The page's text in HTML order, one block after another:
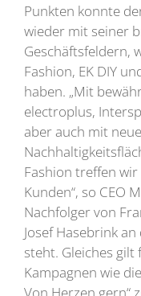
Punkten konnte
wieder mit seiner
Geschäftsfeldern,
Fashion, EK DIY
haben. „Mit
electroplus,
aber auch mit
Fashion treffen
Kunden“, so CEO
Nachfolger von
Josef Hasebrink
steht. Gleiches
Kampagnen wie
Von Herzen gern“